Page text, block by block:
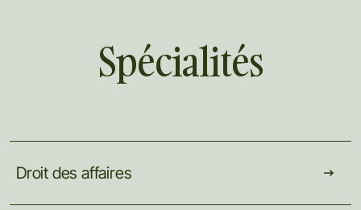
Spécialités
Droit des affaires